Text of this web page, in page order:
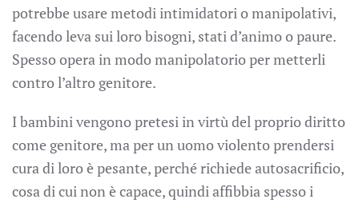
potrebbe usare metodi intimidatori o manipolativi,
facendo leva sui loro bisogni, stati d’animo o paure.
Spesso opera in modo manipolatorio per metterli
contro l’altro genitore.
I bambini vengono pretesi in virtù del proprio diritto
come genitore, ma per un uomo violento prendersi
cura di loro è pesante, perché richiede autosacrificio,
cosa di cui non è capace, quindi affibbia spesso i